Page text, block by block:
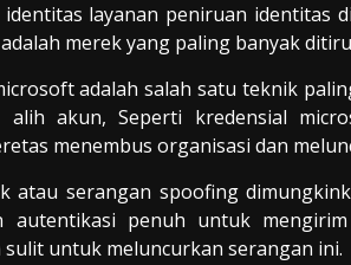
layanan peniruan identitas
merek yang paling banyak
adalah salah satu teknik
alih akun, Seperti kredensial
menembus organisasi dan
atau serangan spoofing
autentikasi penuh untuk
untuk meluncurkan serangan ini.